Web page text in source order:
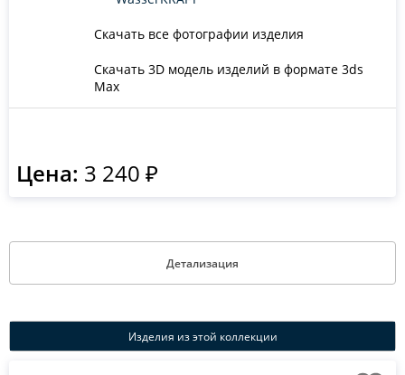
Скачать все фотографии изделия
Скачать 3D модель изделий в формате 3ds
Max
Цена: 3 240 ₽
Детализация
Изделия из этой коллекции